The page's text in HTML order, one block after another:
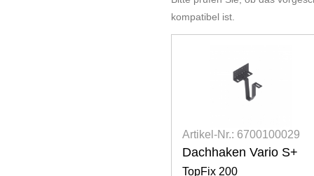
kompatibel ist.
Artikel-Nr.: 6700100029
Dachhaken Vario S+
TopFix 200